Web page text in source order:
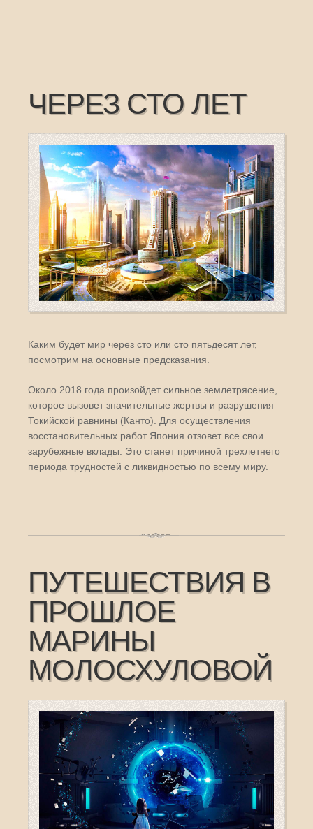
ЧЕРЕЗ СТО ЛЕТ
Каким будет мир через сто или сто пятьдесят лет,
посмотрим на основные предсказания.
Около 2018 года произойдет сильное землетрясение,
которое вызовет значительные жертвы и разрушения
Токийской равнины (Канто). Для осуществления
восстановительных работ Япония отзовет все свои
зарубежные вклады. Это станет причиной трехлетнего
периода трудностей с ликвидностью по всему миру.
ПУТЕШЕСТВИЯ В
ПРОШЛОЕ
МАРИНЫ
МОЛОСХУЛОВОЙ